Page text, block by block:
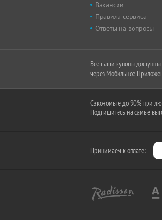
Вакансии
Правила сервиса
Ответы на вопросы
Все наши купоны доступны
через Мобильное
Сэкономьте до 90% при
Подпишитесь на самые
Принимаем к оплате: